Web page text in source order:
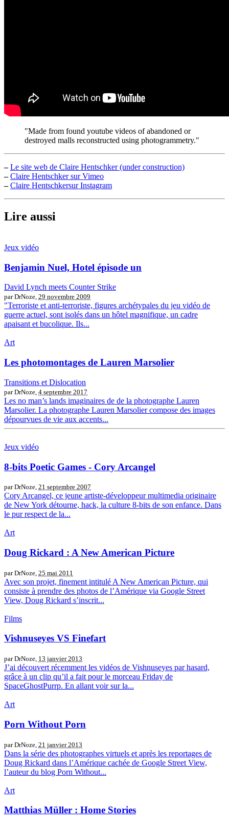
"Made from found youtube videos of abandoned or
destroyed malls reconstructed using photogrammetry."
– Le site web de Claire Hentschker (under construction)
– Claire Hentschker sur Vimeo
– Claire Hentschkersur Instagram
Lire aussi
Jeux vidéo
Benjamin Nuel, Hotel épisode un
David Lynch meets Counter Strike
par DrNoze, 29 novembre 2009
"Terroriste et anti-terroriste, figures archétypales du jeu vidéo de
guerre actuel, sont isolés dans un hôtel magnifique, un cadre
apaisant et bucolique. Ils...
Art
Les photomontages de Lauren Marsolier
Transitions et Dislocation
par DrNoze, 4 septembre 2017
Les no man’s lands imaginaires de de la photographe Lauren
Marsolier. La photographe Lauren Marsolier compose des images
dépourvues de vie aux accents...
Jeux vidéo
8-bits Poetic Games - Cory Arcangel
par DrNoze, 21 septembre 2007
Cory Arcangel, ce jeune artiste-développeur multimedia originaire
de New York détourne, hack, la culture 8-bits de son enfance. Dans
le pur respect de la...
Art
Doug Rickard : A New American Picture
par DrNoze, 25 mai 2011
Avec son projet, finement intitulé A New American Picture, qui
consiste à prendre des photos de l’Amérique via Google Street
View, Doug Rickard s’inscrit...
Films
Vishnuseyes VS Finefart
par DrNoze, 13 janvier 2013
J’ai découvert récemment les vidéos de Vishnuseyes par hasard,
grâce à un clip qu’il a fait pour le morceau Friday de
SpaceGhostPurrp. En allant voir sur la...
Art
Porn Without Porn
par DrNoze, 21 janvier 2013
Dans la série des photographes virtuels et après les reportages de
Doug Rickard dans l’Amérique cachée de Google Street View,
l’auteur du blog Porn Without...
Art
Matthias Müller : Home Stories